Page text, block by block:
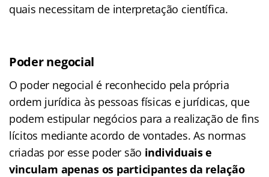
quais necessitam de interpretação científica.
Poder negocial
O poder negocial é reconhecido pela própria
ordem jurídica às pessoas físicas e jurídicas, que
podem estipular negócios para a realização de fins
lícitos mediante acordo de vontades. As normas
criadas por esse poder são individuais e
vinculam apenas os participantes da relação